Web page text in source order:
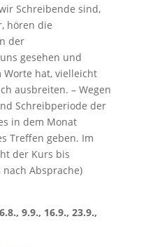
Schreibende sind,
hören die
der
gesehen und
Worte hat, vielleicht
ausbreiten. – Wegen
Schreibperiode der
in dem Monat
Treffen geben. Im
der Kurs bis
Absprache)
9.9., 16.9., 23.9.,